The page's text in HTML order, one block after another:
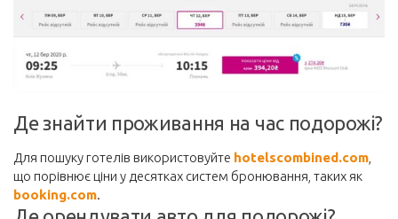
Де знайти проживання на час подорожі?
Для пошуку готелів використовуйте hotelscombined.com
що порівнює ціни у десятках систем бронювання, таких як
booking.com.